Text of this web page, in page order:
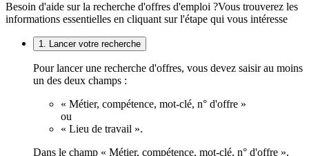
Besoin d'aide sur la recherche d'offres d'emploi ?Vous trouverez les
informations essentielles en cliquant sur l'étape qui vous intéresse
1. Lancer votre recherche
Pour lancer une recherche d'offres, vous devez saisir au moins
un des deux champs :
« Métier, compétence, mot-clé, n° d'offre »
ou
« Lieu de travail ».
Dans le champ « Métier, compétence, mot-clé, n° d'offre »,